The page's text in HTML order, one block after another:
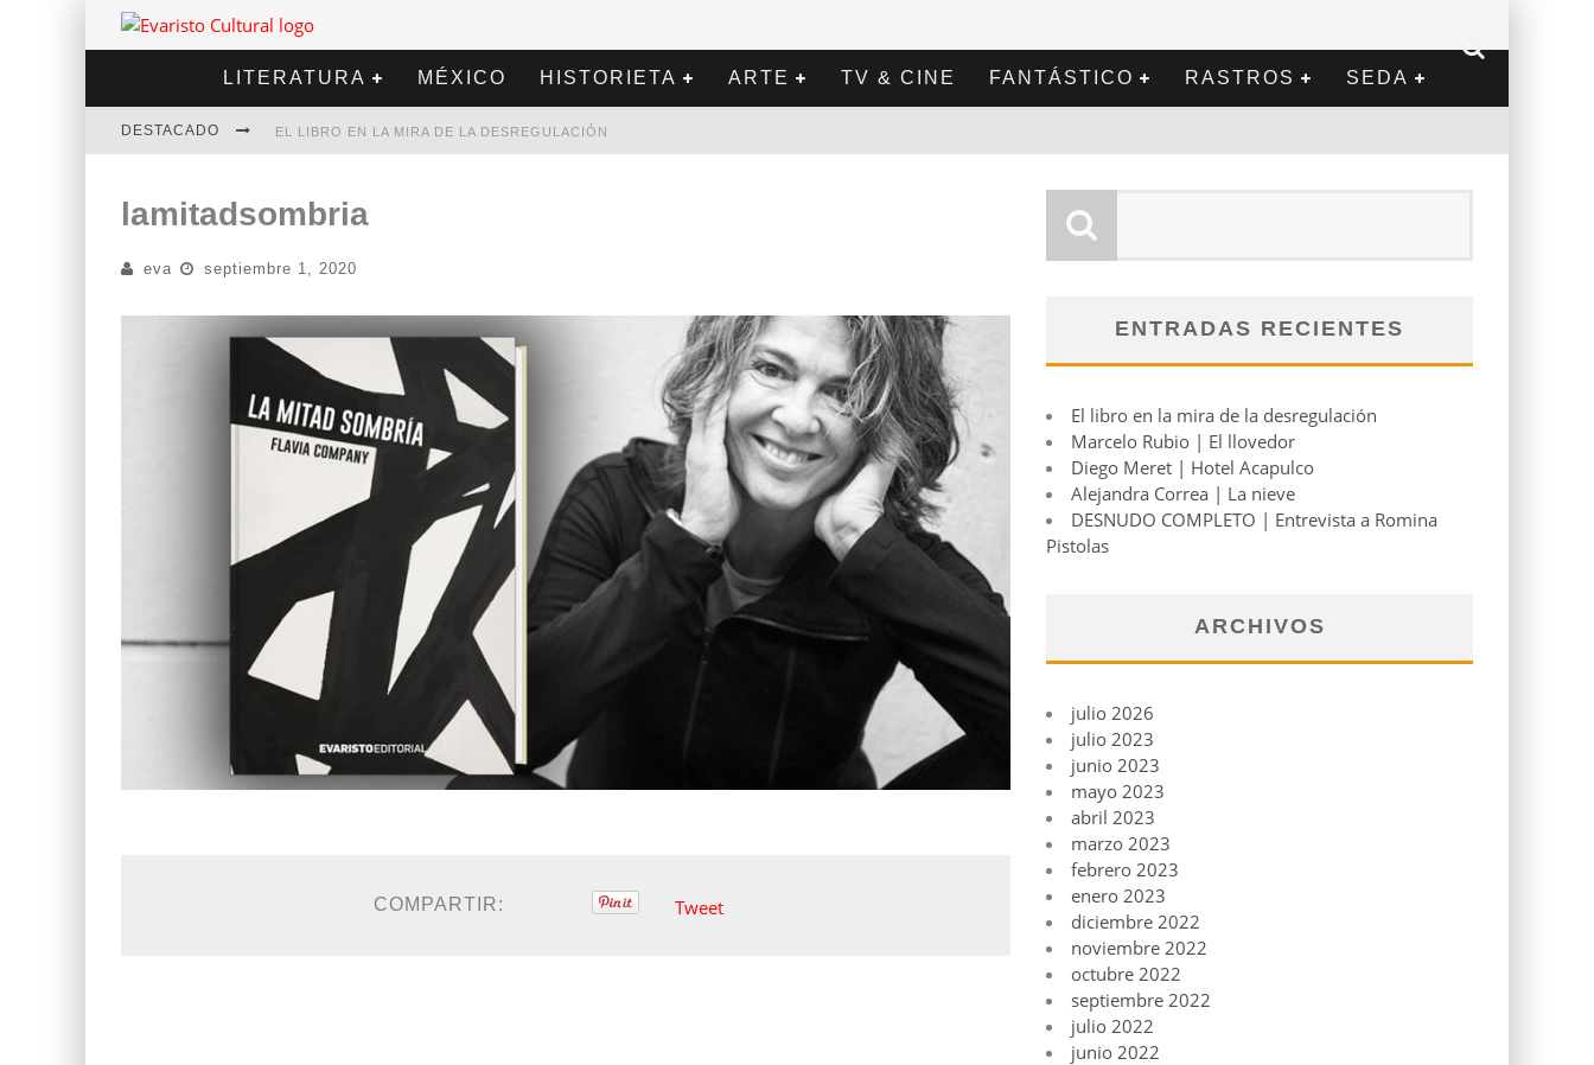
LITERATURA MÉXICO HISTORIETA ARTE TV & CINE FANTÁSTICO RASTROS SEDA
DESTACADO EL LIBRO EN LA MIRA DE LA DESREGULACIÓN
DIEGO MERET | HOTEL ACAPULCO
ALEJANDRA CORREA | LA NIEVE
lamitadsombria
eva septiembre 1, 2020
COMPARTIR: Tweet
ENTRADAS RECIENTES
El libro en la mira de la desregulación
Marcelo Rubio | El llovedor
Diego Meret | Hotel Acapulco
Alejandra Correa | La nieve
DESNUDO COMPLETO | Entrevista a Romina
Pistolas
ARCHIVOS
julio 2026
julio 2023
junio 2023
mayo 2023
abril 2023
marzo 2023
febrero 2023
enero 2023
diciembre 2022
noviembre 2022
octubre 2022
septiembre 2022
julio 2022
junio 2022